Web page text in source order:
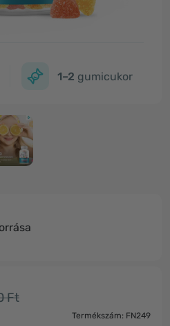
1–2 gumicukor
Ft
Termékszám: FN249